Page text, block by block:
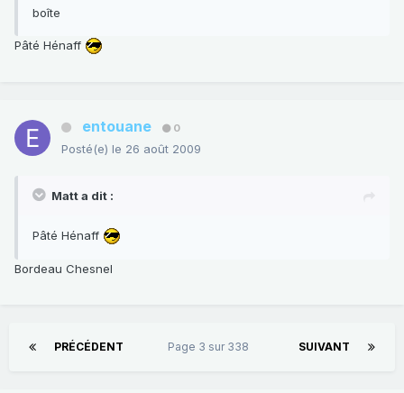
boîte
Pâté Hénaff
entouane 0
Posté(e) le 26 août 2009
Matt a dit :
Pâté Hénaff
Bordeau Chesnel
PRÉCÉDENT SUIVANT
Page 3 sur 338